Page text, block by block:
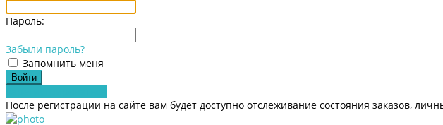
Пароль:
Забыли пароль?
Запомнить меня
После регистрации на сайте вам будет доступно отслеживание состояния заказов,